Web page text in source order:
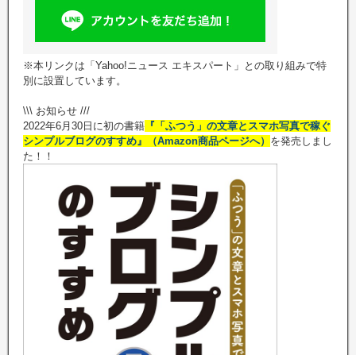
※本リンクは「Yahoo!ニュース エキスパート」との取り組みで特
別に設置しています。
\\\ お知らせ ///
2022年6月30日に初の書籍 『「ふつう」の文章とスマホ写真で稼ぐ
シンプルブログのすすめ』（Amazon商品ページへ） を発売しまし
た！！